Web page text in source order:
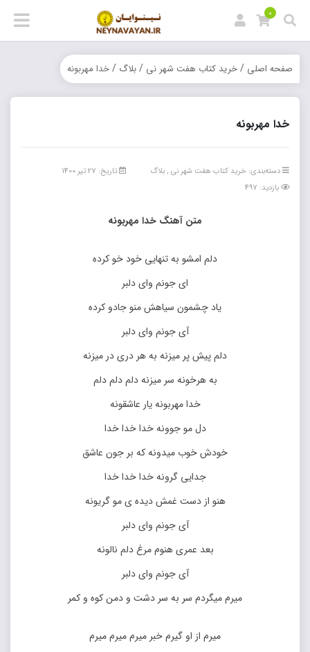
0
صفحه اصلی /خرید کتاب هفت شهر نی /بلاگ /خدا مهربونه
خدا مهربونه
دسته‌بندی: خرید کتاب هفت شهر نی ,بلاگ
تاریخ: 27 تیر 1400
بازدید: 497
متن آهنگ خدا مهربونه
دلم امشو به تنهایی خود خو کرده
ای جونم وای دلبر
یاد چشمون سیاهش منو جادو کرده
آی جونم وای دلبر
دلم پیش پر میزنه به هر دری در میزنه
به هرخونه سر میزنه دلم دلم دلم
خدا مهربونه یار عاشقونه
دل مو جوونه خدا خدا خدا
خودش خوب میدونه که بر جون عاشق
جدایی گرونه خدا خدا خدا
هنو از دست غمش دیده ی مو گریونه
آی جونم وای دلبر
بعد عمری هنوم مرغ دلم نالونه
آی جونم وای دلبر
میرم میگردم سر به سر دشت و دمن کوه و کمر
میرم از او گیرم خبر میرم میرم میرم